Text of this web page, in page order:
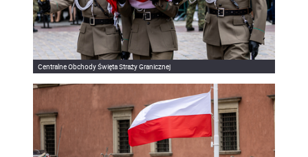
Centralne Obchody Święta Straży Granicznej